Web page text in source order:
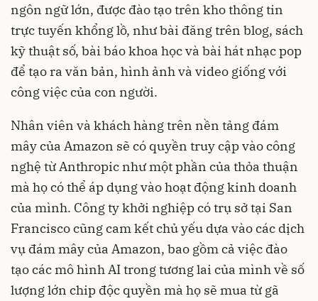
ngôn ngữ lớn, được đào tạo trên kho thông tin
trực tuyến khổng lồ, như bài đăng trên blog, sách
kỹ thuật số, bài báo khoa học và bài hát nhạc pop
để tạo ra văn bản, hình ảnh và video giống với
công việc của con người.
Nhân viên và khách hàng trên nền tảng đám
mây của Amazon sẽ có quyền truy cập vào công
nghệ từ Anthropic như một phần của thỏa thuận
mà họ có thể áp dụng vào hoạt động kinh doanh
của mình. Công ty khởi nghiệp có trụ sở tại San
Francisco cũng cam kết chủ yếu dựa vào các dịch
vụ đám mây của Amazon, bao gồm cả việc đào
tạo các mô hình AI trong tương lai của mình về số
lượng lớn chip độc quyền mà họ sẽ mua từ gã